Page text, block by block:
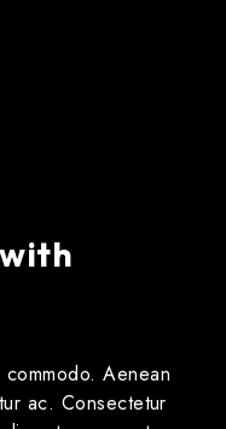
Aenean
ac. Consectetur